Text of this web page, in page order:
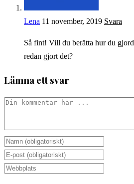
Lena 11 november, 2019 Svara
Så fint! Vill du berätta hur du
redan gjort det?
Lämna ett svar
Kommentar
Ange
ditt
namn
Ange
din
Ange